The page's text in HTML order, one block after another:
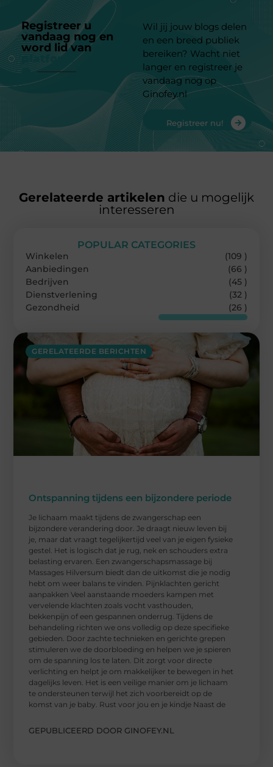
Registreer u
vandaag nog en
word lid van
platform
Wil jij jouw blogs delen
en een breed publiek
bereiken? Wacht niet
langer en registreer je
vandaag nog op
Ginofey.nl
Registreer nu!
Gerelateerde artikelen die u mogelijk
interesseren
GERELATEERDE BERICHTEN
Ontspanning tijdens een bijzondere periode
Je lichaam maakt tijdens de zwangerschap een
bijzondere verandering door. Je draagt nieuw leven bij
je, maar dat vraagt tegelijkertijd veel van je eigen fysieke
gestel. Het is logisch dat je rug, nek en schouders extra
belasting ervaren. Een zwangerschapsmassage bij
Massages Hilversum biedt dan de uitkomst die je nodig
hebt om weer balans te vinden. Pijnklachten gericht
aanpakken Veel aanstaande moeders kampen met
vervelende klachten zoals vocht vasthouden,
bekkenpijn of een gespannen onderrug. Tijdens de
behandeling richten we ons volledig op deze specifieke
gebieden. Door zachte technieken en gerichte grepen
stimuleren we de doorbloeding en helpen we je spieren
om de spanning los te laten. Dit zorgt voor directe
verlichting en helpt je om makkelijker te bewegen in het
dagelijks leven. Het is een veilige manier om je lichaam
te ondersteunen terwijl het zich voorbereidt op de
komst van je baby. Rust voor jou en je kindje Naast de
GEPUBLICEERD DOOR GINOFEY.NL
POPULAR CATEGORIES
Winkelen
(109 )
Aanbiedingen
(66 )
Bedrijven
(45 )
Dienstverlening
(32 )
Gezondheid
(26 )